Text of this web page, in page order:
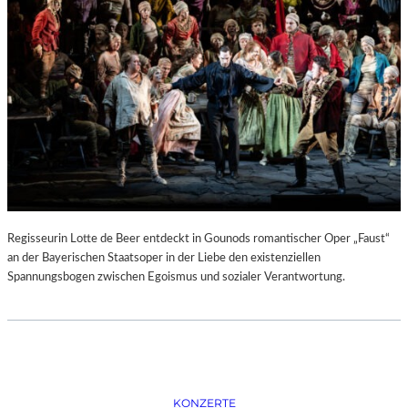
–
K
Ü
N
S
T
L
E
R
,
T
M
Regisseurin Lotte de Beer entdeckt in Gounods romantischer Oper „Faust“
an der Bayerischen Staatsoper in der Liebe den existenziellen
Spannungsbogen zwischen Egoismus und sozialer Verantwortung.
KONZERTE